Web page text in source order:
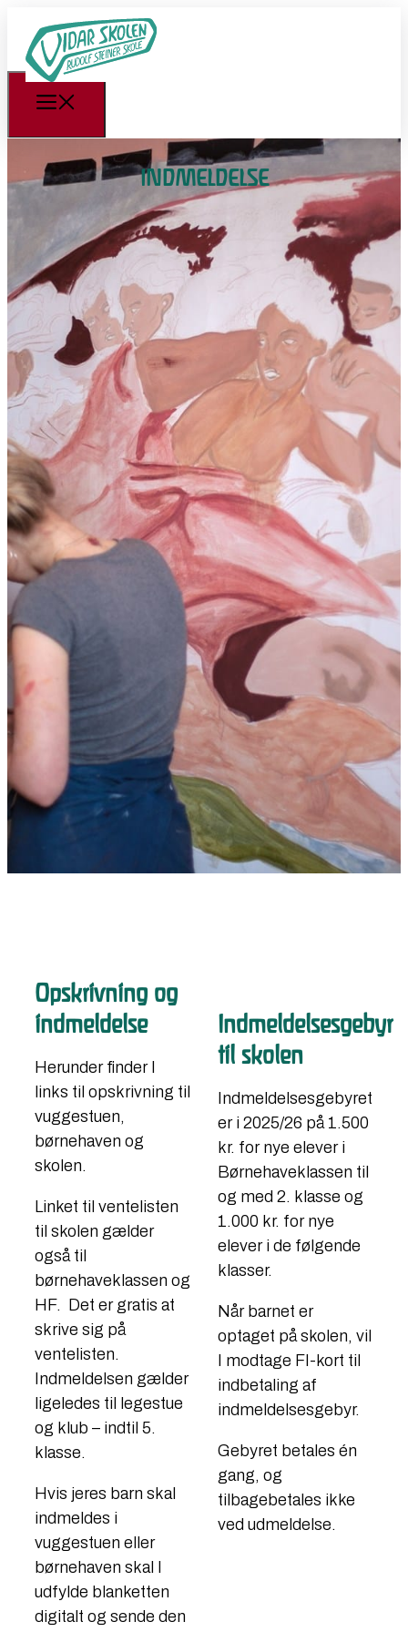
INDMELDELSE
Opskrivning og
indmeldelse
Herunder finder I
links til opskrivning til
vuggestuen,
børnehaven og
skolen.
Linket til ventelisten
til skolen gælder
også til
børnehaveklassen og
HF. Det er gratis at
skrive sig på
ventelisten.
Indmeldelsen gælder
ligeledes til legestue
og klub – indtil 5.
klasse.
Hvis jeres barn skal
indmeldes i
vuggestuen eller
børnehaven skal I
udfylde blanketten
digitalt og sende den
Indmeldelsesgebyr
til skolen
Indmeldelsesgebyret
er i 2025/26 på 1.500
kr. for nye elever i
Børnehaveklassen til
og med 2. klasse og
1.000 kr. for nye
elever i de følgende
klasser.
Når barnet er
optaget på skolen, vil
I modtage FI-kort til
indbetaling af
indmeldelsesgebyr.
Gebyret betales én
gang, og
tilbagebetales ikke
ved udmeldelse.